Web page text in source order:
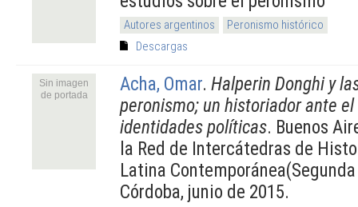
Autores argentinos
Peronismo histórico
Descargas
Sin imagen
de portada
Acha, Omar. Halperin Donghi y
peronismo; un historiador ante
identidades políticas. Buenos
la Red de Intercátedras de
Latina Contemporánea(Segunda
Córdoba, junio de 2015.